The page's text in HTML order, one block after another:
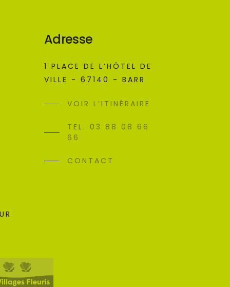
Adresse
1 PLACE DE L’HÔTEL DE
VILLE - 67140 - BARR
VOIR L’ITINÉRAIRE
TEL: 03 88 08 66
66
CONTACT